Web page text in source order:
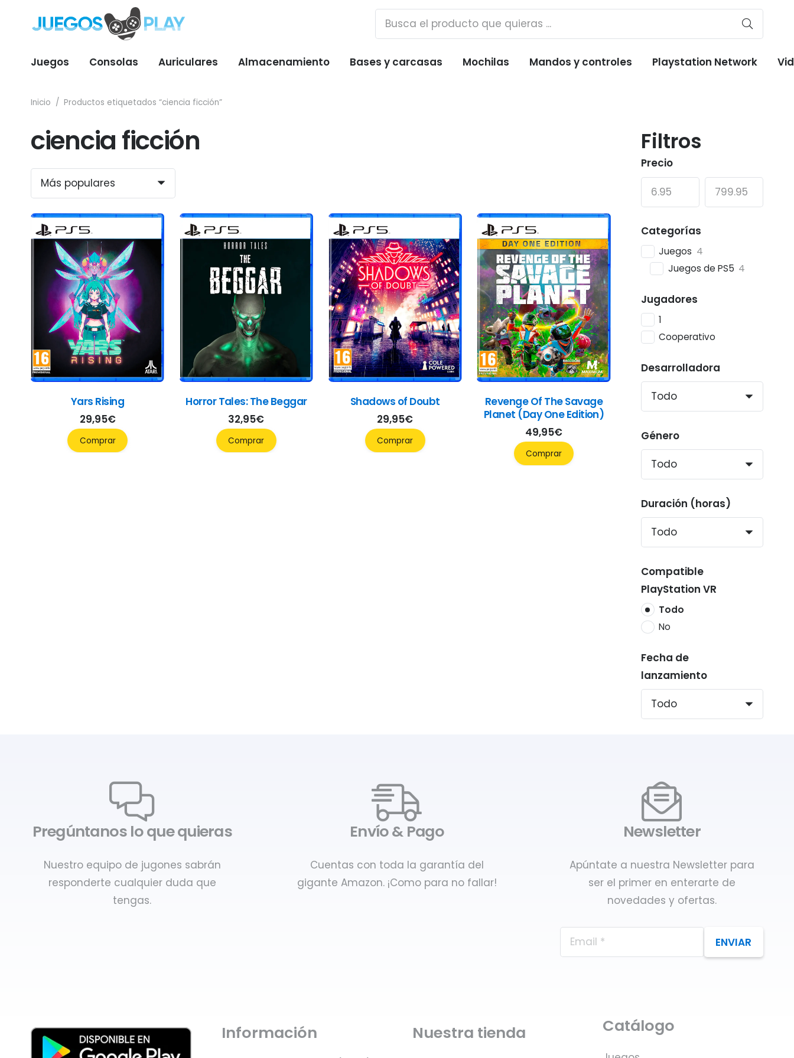
Juegos Consolas Auriculares Almacenamiento Bases y carcasas Mochilas Mandos y controles Playstation Network
Inicio / Productos etiquetados “ciencia ficción”
ciencia ficción
Yars Rising
29,95€
Comprar
Horror Tales: The Beggar
32,95€
Comprar
Shadows of Doubt
29,95€
Comprar
Revenge Of The Savage
Planet (Day One Edition)
49,95€
Comprar
Filtros
Precio
Categorías
Juegos 4
Juegos de PS5 4
Jugadores
1
Cooperativo
Desarrolladora
Género
Duración (horas)
Compatible
PlayStation VR
Todo
No
Fecha de
lanzamiento
Pregúntanos lo que quieras
Nuestro equipo de jugones sabrán
responderte cualquier duda que
tengas.
Envío & Pago
Cuentas con toda la garantía del
gigante Amazon. ¡Como para no fallar!
Newsletter
Apúntate a nuestra Newsletter para
ser el primer en enterarte de
novedades y ofertas.
ENVIAR
Información Nuestra tienda Catálogo